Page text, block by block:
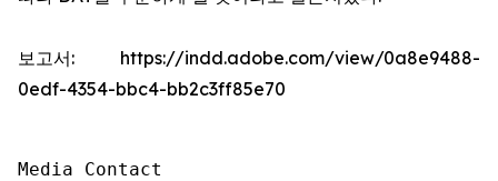
보고서: https://indd.adobe.com/view/0a8e9488-
0edf-4354-bbc4-bb2c3ff85e70
Media Contact